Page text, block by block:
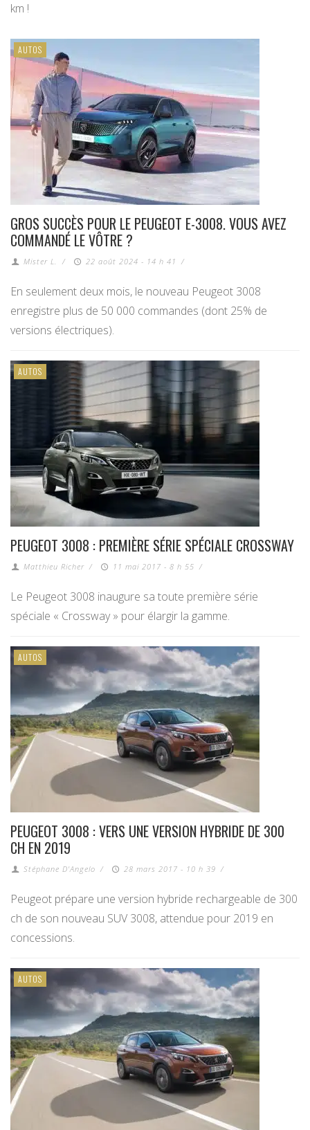
km !
AUTOS
GROS SUCCÈS POUR LE PEUGEOT E-3008. VOUS AVEZ
COMMANDÉ LE VÔTRE ?
Mister L. / 22 août 2024 - 14 h 41 /
En seulement deux mois, le nouveau Peugeot 3008
enregistre plus de 50 000 commandes (dont 25% de
versions électriques).
AUTOS
PEUGEOT 3008 : PREMIÈRE SÉRIE SPÉCIALE CROSSWAY
Matthieu Richer / 11 mai 2017 - 8 h 55 /
Le Peugeot 3008 inaugure sa toute première série
spéciale « Crossway » pour élargir la gamme.
AUTOS
PEUGEOT 3008 : VERS UNE VERSION HYBRIDE DE 300
CH EN 2019
Stéphane D'Angelo / 28 mars 2017 - 10 h 39 /
Peugeot prépare une version hybride rechargeable de 300
ch de son nouveau SUV 3008, attendue pour 2019 en
concessions.
AUTOS